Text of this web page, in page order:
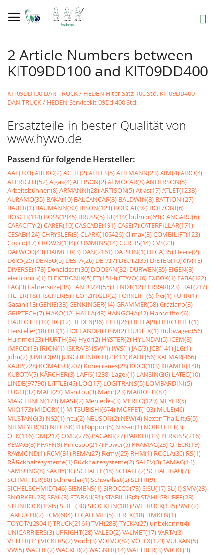
zum
Inhalt
Suche
2 Article Numbers between
KIT09DD100 and KIT09DD400
KIT09DD100 DAN-TRUCK / HEDEN Filter Satz 100 Std. KIT09DD400
DAN-TRUCK / HEDEN Servicekit 09Dd 400 Std.
Ersatzteile in bester Qualität von
www.hywo.de
Passend für folgende Hersteller:
AAP(103)ABEKO(2)ACTIL(2)AHLES(5)AHLMANN(23)AIM(4)AIRO(4)
ALBRIGHT(52)Algas(4)ALLISON(2)ALMOCAR(8)ANDERSON(5)
Arbeitsbühnen(8)ARMANNI(28)ARTISON(5)Atlas(17)ATLET(1238)
AURAMO(35) BAKA(10) BALCANCAR(8) BALDWIN(8) BATTIONI(27)
BAUER(1) BAUMANN(80) BISON(123) BOBCAT(92) BOLZONI(6)
BOSCH(114) BOSS(1945) BRUSS(5) BT(410) bulmor(69)CANGARU(6)
CAPACITY(2)CARER(10)CASCADE(191)CASE(7)CATERPILLAR(171)
CESAB(124)CHRYSLER(3)CLARK(106426)Climax(3)COMBILIFT(123)
Copco(17)CROWN(134)CUMMINS(14)CURTIS(14)CVS(23)
DAEWOO(43) DAIMLER(3) DAN(2161) DATSUN(1) DECA(35) Deere(2)
Delco(25) DENSO(5) DESTA(26) DETA(7) DEUTZ(35) DIETEG(10)div(18)
DIVERSE(178) Donaldson(30) DOOSAN(82) DURWEN(35) EIGEN(8)
electronics(1) ELEKTRONIK(5) ET(1514) ETWO(10) EXBOX(1) FABA(122)
FAG(3) Fahrersitze(38) FANTUZZI(55) FENDT(12) FERRARI(23) FIAT(217)
FILTER(18) FISCHER(5) FLÖTZINGER(2) FORKLIFT(6)frei(1) FÜHR(1)
Gasanl(13)GENIE(33)GENKINGER(14)GRAMMER(58)Graziano(3)
GRIPTECH(7) HAKO(12) HALLA(43) HANGCHA(12) Hanselifter(6)
HAULOTTE(10) HC(12) HEDEN(96) HELI(26) HELLA(9) HERCULIFT(1)
Hersteller(18) HH(1) HOLLAND(4) HSM(2) HUBTEX(1) Hubwagen(56)
Hummel(23) HURTH(34) Hydr(2) HYSTER(2) HYUNDAI(5) ICEM(8)
IMPCO(13) IRION(1) ISKRA(3) ISW(1) IWS(1) JAC(3) JCB(141) JLG(1)
John(2) JUMBO(69) JUNGHEINRICH(23411) KAHL(56) KALMAR(466)
KAUP(228) KOMATSU(207) Konecranes(28) KOOI(103) KRAMER(148)
KUBOTA(7) KÃRCHER(3) LAFIS(1238) Lager(1) LANSING(6) LATEC(10)
LINDE(97790) LITTLE(46) LOC(17) LOGITRANS(5) LOMBARDINI(5)
LUGLI(37) MAFI(27) Manitou(3) Mann(23) MARIOTTI(87)
MASCHINEN(178) MAST(2) Mercedes(3) MERLO(129) MEYER(6)
MIC(173) MIDORI(1) MITSUBISHI(674) MOFFET(103) MULE(46)
MUSTANG(3) N92(1) neu(2) NEUSON(2) NEW(4) Nexen,ThaiLift,G(5)
NIEMEYER(80) NILFISK(31) Nippon(5) Nissan(1) NOBLELIFT(3)
O+K(116)OM(217)OMG(276) PAGANI(27) PARKER(13) PERKINS(216)
PEWAG(3) PFAFF(9) Pimespo(217) Power(5) PRAMAC(23)QTECK(19)
RAYMOND(1) RCM(31) REMA(27) Remy(25) RHM(1) ROCLA(30) RS(1)
RÃ¼ckhaltesysteme(1) Rückhaltesysteme(2)SALEV(3)SAMAG(14)
SAMSUNG(8)SAXBY(30)SCHAEFF(18)SCHALL(2)SCHALTBAU(7)
SCHMITTER(88)Schneider(1)Schwerlast(2)SEITH(9)
SICHELSCHMIDT(46)SIEMENS(1)SIROCCO(73)SISU(17)SL(1)SMV(28)
SNORKEL(28)SPAL(3)STABAU(31)STABILUS(8)STAHLGRUBER(28)
STEINBOCK(1945)STILL(30)STÖCKLIN(181)SVETRUCK(135)SWF(2)
TAKEUCHI(2)TCM(604)TECALEMIT(5)TEREX(18)TIMKEN(1)
TOYOTA(29041)TRUCK(2161)TVH(288)TYCKA(27) unbekannt(4)
UNICARRIERS(3) UPRIGHT(28)VALEO(2)VALMET(17)VARTA(3)
VETTER(11)VICKERS(2)Voith(3)VOLVO(82)VOTEX(123)VULKAN(5)
VW(5)WACHE(2)WACKER(2)WAGNER(14)WALTHER(3)WICKE(3)